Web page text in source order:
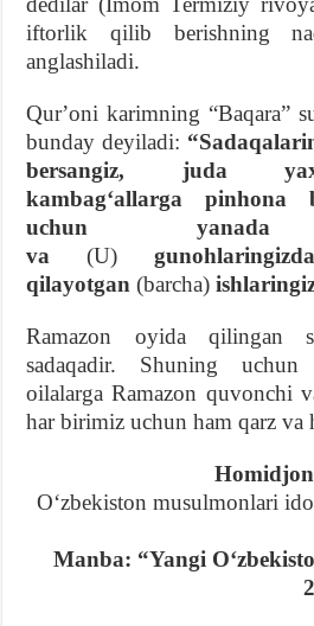
iftorlik qilib berishning
anglashiladi.
Qurʼoni karimning “Baqara”
bunday deyiladi:
bersangiz, juda
kambagʻallarga pinhona
uchun yanada
va(U)
qilayotgan (barcha)
Ramazon oyida qilingan
sadaqadir. Shuning uchun
oilalarga Ramazon quvonchi
har birimiz uchun ham qarz va
Oʻzbekiston musulmonlari
Manba: “Yangi